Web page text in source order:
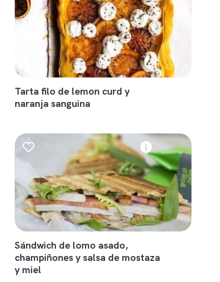
Tarta filo de lemon curd y
naranja sanguina
Sándwich de lomo asado,
champiñones y salsa de mostaza
y miel